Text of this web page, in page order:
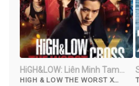
HiGH&LOW: Liên Minh Tam
Trung
HIGH & LOW THE WORST X